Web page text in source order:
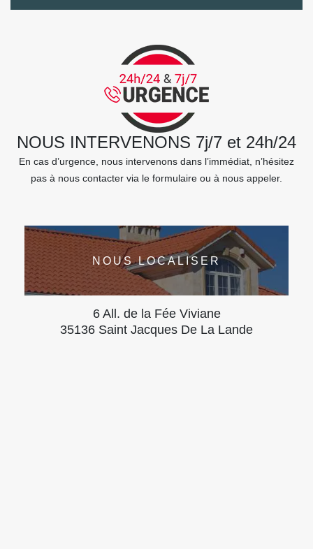
NOUS INTERVENONS 7j/7 et 24h/24
En cas d’urgence, nous intervenons dans l’immédiat, n’hésitez
pas à nous contacter via le formulaire ou à nous appeler.
NOUS LOCALISER
6 All. de la Fée Viviane
35136 Saint Jacques De La Lande